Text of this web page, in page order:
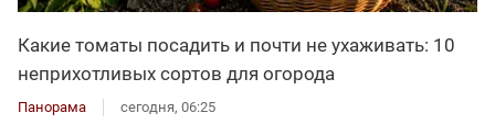
Какие томаты посадить и почти не ухаживать: 10
неприхотливых сортов для огорода
Панорама сегодня, 06:25